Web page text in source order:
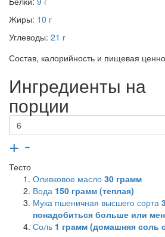
Жиры: 10 г
Углеводы: 21 г
Состав, калорийность и пищевая
Ингредиенты на
порции
+ -
Тесто
Оливковое масло 30 грамм
Вода 150 грамм (теплая)
Мука пшеничная высшего сорта
понадобиться больше или
Соль 1 грамм (домашняя соль